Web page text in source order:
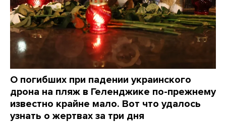
О погибших при падении украинского
дрона на пляж в Геленджике по-прежнему
известно крайне мало. Вот что удалось
узнать о жертвах за три дня